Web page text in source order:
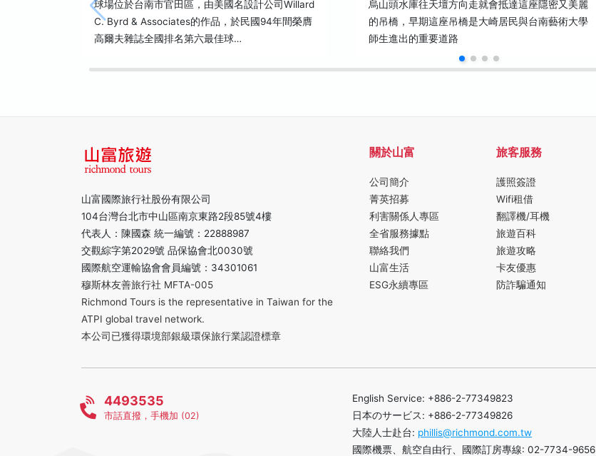
球場位於台南市官田區，由美國名設計公司Willard
C. Byrd & Associates的作品，於民國94年間榮膺
高爾夫雜誌全國排名第六最佳球…
烏山頭水庫往天壇方向走就會抵達這座隱密又美麗
的吊橋，早期這座吊橋是大崎居民與台南藝術大學
師生進出的重要道路
山富國際旅行社股份有限公司
104台灣台北市中山區南京東路2段85號4樓
代表人：陳國森 統一編號：22888987
交觀綜字第2029號 品保協會北0030號
國際航空運輸協會會員編號：34301061
穆斯林友善旅行社 MFTA-005
Richmond Tours is the representative in Taiwan for the
ATPI global travel network.
本公司已獲得環境部銀級環保旅行業認證標章
關於山富
公司簡介
菁英招募
利害關係人專區
全省服務據點
聯絡我們
山富生活
ESG永續專區
旅客服務
護照簽證
Wifi租借
翻譯機/耳機
旅遊百科
旅遊攻略
卡友優惠
防詐騙通知
4493535
市話直撥，手機加 (02)
English Service: +886-2-77349823
日本のサービス: +886-2-77349826
大陸人士赴台: phillis@richmond.com.tw
國際機票、航空自由行、國際訂房專線: 02-7734-9656